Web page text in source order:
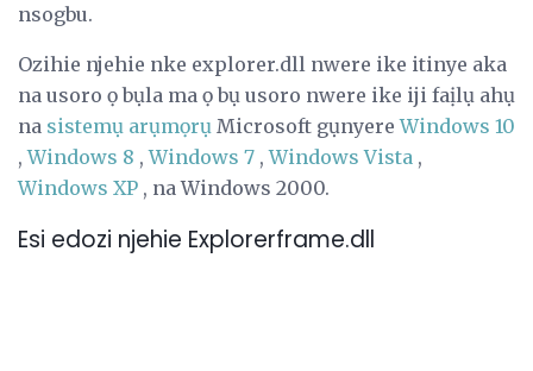
nsogbu.
Ozihie njehie nke explorer.dll nwere ike itinye aka
na usoro ọ bụla ma ọ bụ usoro nwere ike iji faịlụ ahụ
na sistemụ arụmọrụ Microsoft gụnyereWindows 10
,Windows 8 ,Windows 7 ,Windows Vista ,
Windows XP , na Windows 2000.
Esi edozi njehie Explorerframe.dll